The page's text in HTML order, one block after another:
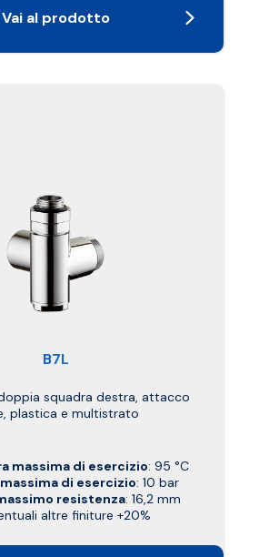
Vai al prodotto
B7L
squadra destra, attacco
plastica e multistrato
massima di esercizio: 95 °C
di esercizio: 10 bar
resistenza: 16,2 mm
altre finiture +20%